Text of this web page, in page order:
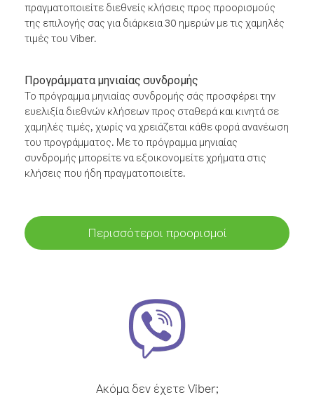
πραγματοποιείτε διεθνείς κλήσεις προς προορισμούς
της επιλογής σας για διάρκεια 30 ημερών με τις χαμηλές
τιμές του Viber.
Προγράμματα μηνιαίας συνδρομής
Το πρόγραμμα μηνιαίας συνδρομής σάς προσφέρει την
ευελιξία διεθνών κλήσεων προς σταθερά και κινητά σε
χαμηλές τιμές, χωρίς να χρειάζεται κάθε φορά ανανέωση
του προγράμματος. Με το πρόγραμμα μηνιαίας
συνδρομής μπορείτε να εξοικονομείτε χρήματα στις
κλήσεις που ήδη πραγματοποιείτε.
Περισσότεροι προορισμοί
Ακόμα δεν έχετε Viber;